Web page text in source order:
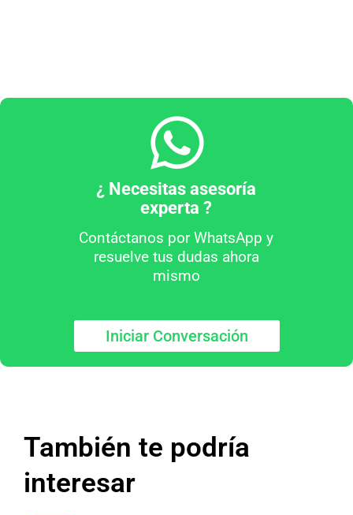
¿ Necesitas asesoría
experta ?
Contáctanos por WhatsApp y
resuelve tus dudas ahora
mismo
Iniciar Conversación
También te podría
interesar